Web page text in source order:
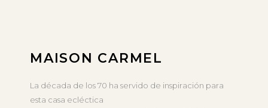
MAISON CARMEL
La década de los 70 ha servido de inspiración para
esta casa ecléctica